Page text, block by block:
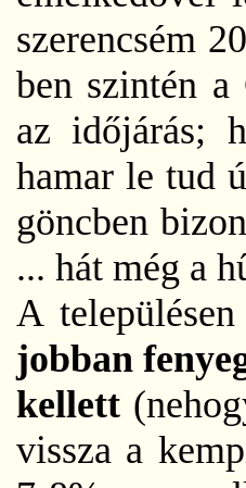
szerencsém
ben szintén
az időjárás;
hamar le tud
göncben
... hát még a
A
jobban
kellett
vissza a